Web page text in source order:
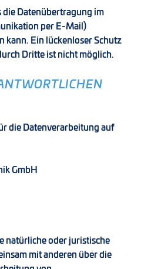
die Datenübertragung im
per E-Mail)
kann. Ein lückenloser Schutz
Dritte ist nicht möglich.
die Datenverarbeitung auf
GmbH
natürliche oder juristische
mit anderen über die